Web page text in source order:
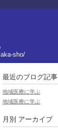
sho/
最近のブログ記事
地域医療に学ぶ
地域医療に学ぶ
月別 アーカイブ